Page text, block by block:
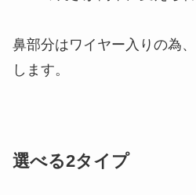
鼻部分はワイヤー入りの為
します。
選べる2タイプ